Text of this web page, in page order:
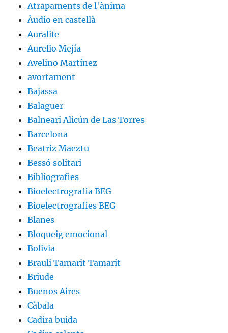
Atrapaments de l'ànima
Àudio en castellà
Auralife
Aurelio Mejía
Avelino Martínez
avortament
Bajassa
Balaguer
Balneari Alicún de Las Torres
Barcelona
Beatriz Maeztu
Bessó solitari
Bibliografies
Bioelectrografia BEG
Bioelectrografies BEG
Blanes
Bloqueig emocional
Bolivia
Brauli Tamarit Tamarit
Briude
Buenos Aires
Càbala
Cadira buida